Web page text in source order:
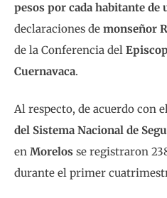
pesos por cada habitante de
declaraciones de monseñor
de la Conferencia del
Cuernavaca.
Al respecto, de acuerdo con el
del Sistema Nacional de
en Morelos se registraron
durante el primer